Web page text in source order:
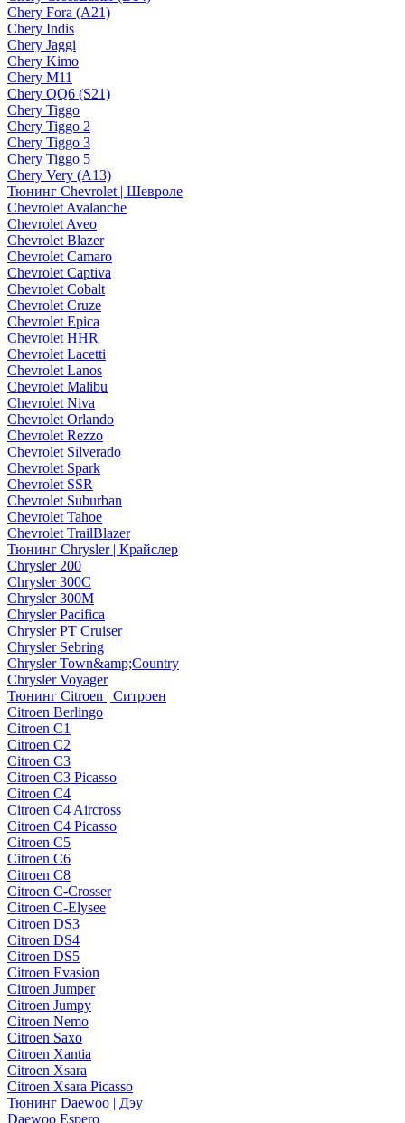
Chery Fora (A21)
Chery Indis
Chery Jaggi
Chery Kimo
Chery M11
Chery QQ6 (S21)
Chery Tiggo
Chery Tiggo 2
Chery Tiggo 3
Chery Tiggo 5
Chery Very (A13)
Тюнинг Chevrolet | Шевроле
Chevrolet Avalanche
Chevrolet Aveo
Chevrolet Blazer
Chevrolet Camaro
Chevrolet Captiva
Chevrolet Cobalt
Chevrolet Cruze
Chevrolet Epica
Chevrolet HHR
Chevrolet Lacetti
Chevrolet Lanos
Chevrolet Malibu
Chevrolet Niva
Chevrolet Orlando
Chevrolet Rezzo
Chevrolet Silverado
Chevrolet Spark
Chevrolet SSR
Chevrolet Suburban
Chevrolet Tahoe
Chevrolet TrailBlazer
Тюнинг Chrysler | Крайслер
Chrysler 200
Chrysler 300C
Chrysler 300M
Chrysler Pacifica
Chrysler PT Cruiser
Chrysler Sebring
Chrysler Town&amp;Country
Chrysler Voyager
Тюнинг Citroen | Ситроен
Citroen Berlingo
Citroen C1
Citroen C2
Citroen C3
Citroen C3 Picasso
Citroen C4
Citroen C4 Aircross
Citroen C4 Picasso
Citroen C5
Citroen C6
Citroen C8
Citroen C-Crosser
Citroen C-Elysee
Citroen DS3
Citroen DS4
Citroen DS5
Citroen Evasion
Citroen Jumper
Citroen Jumpy
Citroen Nemo
Citroen Saxo
Citroen Xantia
Citroen Xsara
Citroen Xsara Picasso
Тюнинг Daewoo | Дэу
Daewoo Espero